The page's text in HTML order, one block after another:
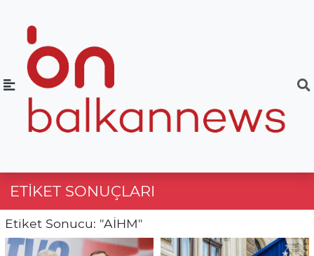
ETIKET SONUÇLARI
Etiket Sonucu: "AİHM"